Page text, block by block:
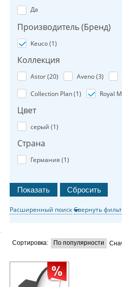
Да
Производитель (Бренд)
Keuco (1)
Коллекция
Astor (20) Aveno (3)
Collection Plan (1) Royal
Цвет
серый (1)
Страна
Германия (1)
Расширенный поискСвернуть
Сортировка: По популярности